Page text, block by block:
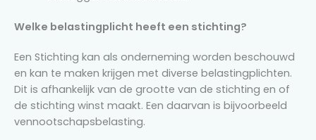
Welke belastingplicht heeft een stichting?
Een Stichting kan als onderneming worden beschouwd
en kan te maken krijgen met diverse belastingplichten.
Dit is afhankelijk van de grootte van de stichting en of
de stichting winst maakt. Een daarvan is bijvoorbeeld
vennootschapsbelasting.